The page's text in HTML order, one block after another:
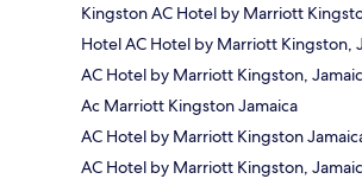
Kingston AC Hotel by Marriott
Hotel AC Hotel by Marriott Kingston,
AC Hotel by Marriott Kingston,
Ac Marriott Kingston Jamaica
AC Hotel by Marriott Kingston
AC Hotel by Marriott Kingston,